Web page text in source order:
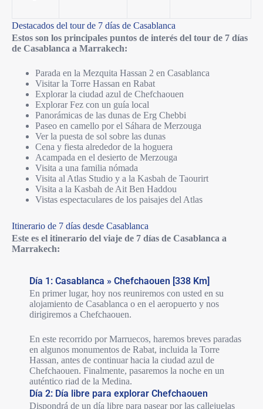
Destacados del tour de 7 días de Casablanca
Estos son los principales puntos de interés del tour de 7 días
de Casablanca a Marrakech:
Parada en la Mezquita Hassan 2 en Casablanca
Visitar la Torre Hassan en Rabat
Explorar la ciudad azul de Chefchaouen
Explorar Fez con un guía local
Panorámicas de las dunas de Erg Chebbi
Paseo en camello por el Sáhara de Merzouga
Ver la puesta de sol sobre las dunas
Cena y fiesta alrededor de la hoguera
Acampada en el desierto de Merzouga
Visita a una familia nómada
Visita al Atlas Studio y a la Kasbah de Taourirt
Visita a la Kasbah de Ait Ben Haddou
Vistas espectaculares de los paisajes del Atlas
Itinerario de 7 días desde Casablanca
Este es el itinerario del viaje de 7 días de Casablanca a
Marrakech:
Día 1: Casablanca » Chefchaouen [338 Km]
En primer lugar, hoy nos reuniremos con usted en su
alojamiento de Casablanca o en el aeropuerto y nos
dirigiremos a Chefchaouen.
En este recorrido por Marruecos, haremos breves paradas
en algunos monumentos de Rabat, incluida la Torre
Hassan, antes de continuar hacia la ciudad azul de
Chefchaouen. Finalmente, pasaremos la noche en un
auténtico riad de la Medina.
Día 2: Día libre para explorar Chefchaouen
Dispondrá de un día libre para pasear por las callejuelas